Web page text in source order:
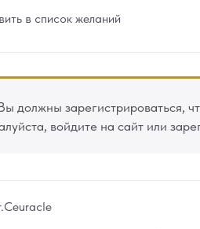
в список желаний
должны зарегистрироваться,
войдите на сайт или